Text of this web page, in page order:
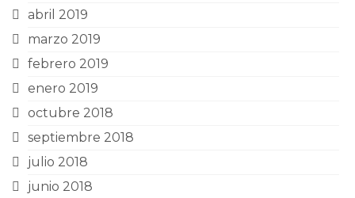
abril 2019
marzo 2019
febrero 2019
enero 2019
octubre 2018
septiembre 2018
julio 2018
junio 2018